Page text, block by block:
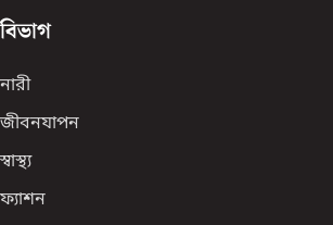
বিভাগ
নারী
জীবনযাপন
স্বাস্থ্য
ফ্যাশন